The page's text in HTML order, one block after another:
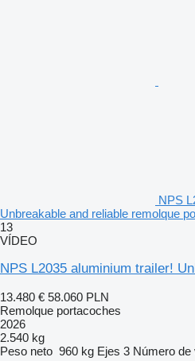
NPS
Unbreakable and reliable remolque
13
VÍDEO
NPS L2035 aluminium trailer!
13.480 € 58.060 PLN
Remolque portacoches
2026
2.540 kg
Peso neto 960 kg Ejes 3 Número de